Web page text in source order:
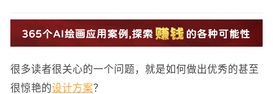
很多读者很关心的一个问题，就是如何做出优秀的甚至
很惊艳的设计方案？